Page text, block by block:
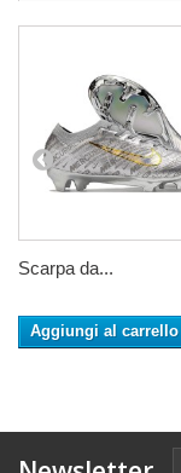
Scarpa da...
Aggiungi al carrello